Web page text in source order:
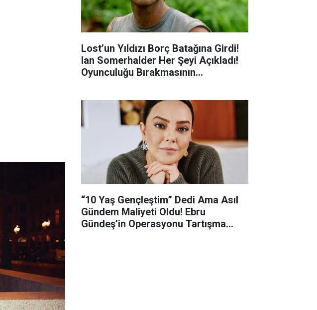
Lost’un Yıldızı Borç Batağına Girdi!
Ian Somerhalder Her Şeyi Açıkladı!
Oyunculuğu Bırakmasının
“10 Yaş Gençleştim” Dedi Ama Asıl
Gündem Maliyeti Oldu! Ebru
Gündeş’in Operasyonu Tartışma